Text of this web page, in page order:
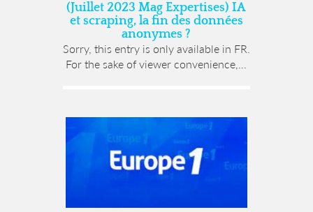
(Juillet 2023 Mag Expertises) IA
et scraping, la fin des données
anonymes ?
Sorry, this entry is only available in FR.
For the sake of viewer convenience,...